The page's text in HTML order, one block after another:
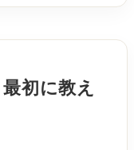
初に教え